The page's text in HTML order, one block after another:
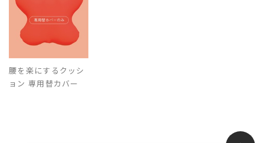
腰を楽にするクッシ
ョン 専用替カバー